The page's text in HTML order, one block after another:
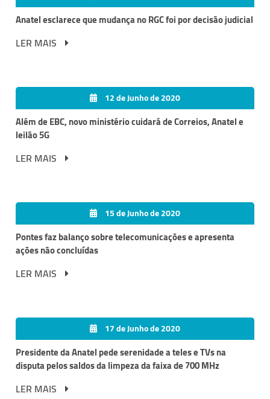
Anatel esclarece que mudança no RGC foi por decisão judicial
LER MAIS
12 de Junho de 2020
Além de EBC, novo ministério cuidará de Correios, Anatel e
leilão 5G
LER MAIS
15 de Junho de 2020
Pontes faz balanço sobre telecomunicações e apresenta
ações não concluídas
LER MAIS
17 de Junho de 2020
Presidente da Anatel pede serenidade a teles e TVs na
disputa pelos saldos da limpeza da faixa de 700 MHz
LER MAIS